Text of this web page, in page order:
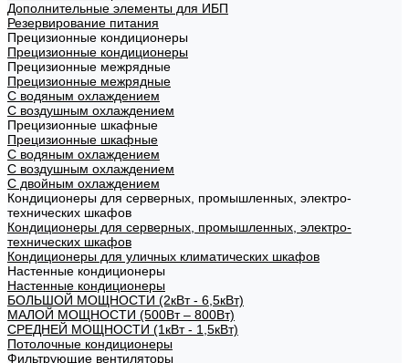
Дополнительные элементы для ИБП
Резервирование питания
Прецизионные кондиционеры
Прецизионные кондиционеры
Прецизионные межрядные
Прецизионные межрядные
С водяным охлаждением
С воздушным охлаждением
Прецизионные шкафные
Прецизионные шкафные
С водяным охлаждением
С воздушным охлаждением
С двойным охлаждением
Кондиционеры для серверных, промышленных, электро-
технических шкафов
Кондиционеры для серверных, промышленных, электро-
технических шкафов
Кондиционеры для уличных климатических шкафов
Настенные кондиционеры
Настенные кондиционеры
БОЛЬШОЙ МОЩНОСТИ (2кВт - 6,5кВт)
МАЛОЙ МОЩНОСТИ (500Вт – 800Вт)
СРЕДНЕЙ МОЩНОСТИ (1кВт - 1,5кВт)
Потолочные кондиционеры
Фильтрующие вентиляторы